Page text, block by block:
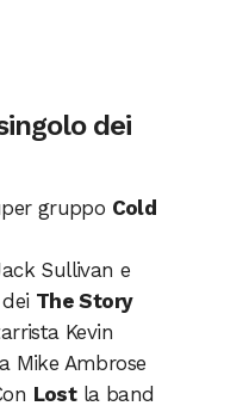
dei
gruppo Cold
Sullivan e
The Story
Kevin
Mike Ambrose
Lostla band